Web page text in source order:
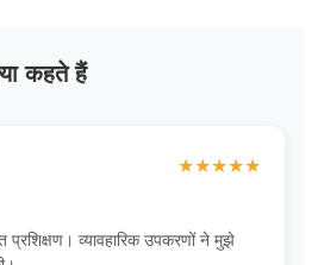
कहते हैं
★★★★★
व्यावहारिक उपकरणों ने मुझे